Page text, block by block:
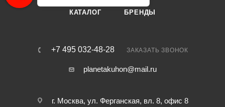
КАТАЛОГ БРЕНДЫ
+7 495 032-48-28 ЗАКАЗАТЬ ЗВОНОК
planetakuhon@mail.ru
г. Москва, ул. Ферганская, вл. 8, офис 8